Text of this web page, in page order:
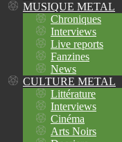
MUSIQUE METAL
Chroniques
Interviews
Live reports
Fanzines
News
CULTURE METAL
Littérature
Interviews
Cinéma
Arts Noirs